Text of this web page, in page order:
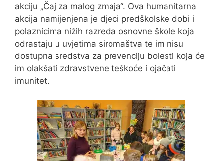
akciju „Čaj za malog zmaja“. Ova humanitarna
akcija namijenjena je djeci predškolske dobi i
polaznicima nižih razreda osnovne škole koja
odrastaju u uvjetima siromaštva te im nisu
dostupna sredstva za prevenciju bolesti koja će
im olakšati zdravstvene teškoće i ojačati
imunitet.